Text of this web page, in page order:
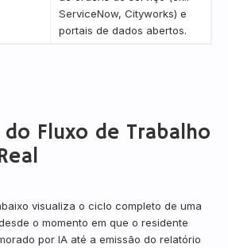
ServiceNow, Cityworks) e
portais de dados abertos.
Fluxo de Trabalho
visualiza o ciclo completo de uma
o momento em que o residente
por IA até a emissão do relatório